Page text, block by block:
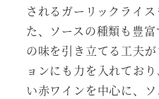
されるガーリックライ
た、ソースの種類も豊
の味を引き立てる工夫
ョンにも力を入れてお
い赤ワインを中心に、